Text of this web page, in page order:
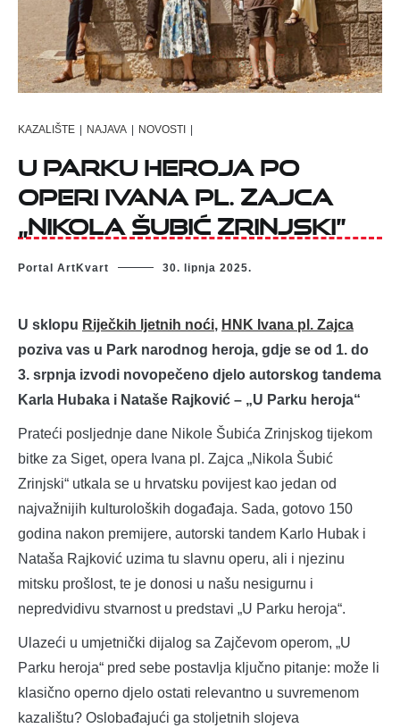
KAZALIŠTE | NAJAVA | NOVOSTI |
U Parku heroja po
operi Ivana pl. Zajca
„Nikola Šubić Zrinjski”
Portal ArtKvart 30. lipnja 2025.
U sklopu Riječkih ljetnih noći, HNK Ivana pl. Zajca
poziva vas u Park narodnog heroja, gdje se od 1. do
3. srpnja izvodi novopečeno djelo autorskog tandema
Karla Hubaka i Nataše Rajković – „U Parku heroja“
Prateći posljednje dane Nikole Šubića Zrinjskog tijekom
bitke za Siget, opera Ivana pl. Zajca „Nikola Šubić
Zrinjski“ utkala se u hrvatsku povijest kao jedan od
najvažnijih kulturoloških događaja. Sada, gotovo 150
godina nakon premijere, autorski tandem Karlo Hubak i
Nataša Rajković uzima tu slavnu operu, ali i njezinu
mitsku prošlost, te je donosi u našu nesigurnu i
nepredvidivu stvarnost u predstavi „U Parku heroja“.
Ulazeći u umjetnički dijalog sa Zajčevom operom, „U
Parku heroja“ pred sebe postavlja ključno pitanje: može li
klasično operno djelo ostati relevantno u suvremenom
kazalištu? Oslobađajući ga stoljetnih slojeva